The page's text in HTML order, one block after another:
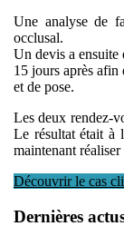
Une analyse de
occlusal.
Un devis a ensuite
15 jours après afin
et de pose.
Les deux rendez-
Le résultat était à
maintenant réaliser
Découvrir le cas
Dernières